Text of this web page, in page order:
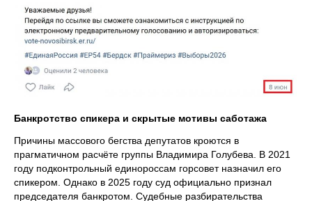
Банкротство спикера и скрытые мотивы саботажа
Причины массового бегства депутатов кроются в
прагматичном расчёте группы Владимира Голубева. В 2021
году подконтрольный единороссам горсовет назначил его
спикером. Однако в 2025 году суд официально признал
председателя банкротом. Судебные разбирательства